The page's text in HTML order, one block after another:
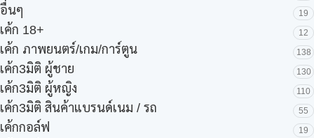
อื่นๆ 19
เค้ก 18+ 12
เค้ก ภาพยนตร์/เกม/การ์ตูน 138
เค้ก3มิติ ผู้ชาย 130
เค้ก3มิติ ผู้หญิง 110
เค้ก3มิติ สินค้าแบรนด์เนม / รถ 55
เค้กกอล์ฟ 19